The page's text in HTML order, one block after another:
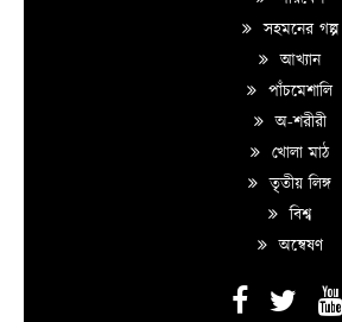
সহমনের গল্প
আখ্যান
পাঁচমেশালি
অ-শরীরী
খোলা মাঠ
তৃতীয় লিঙ্গ
বিশ্ব
অন্বেষণ